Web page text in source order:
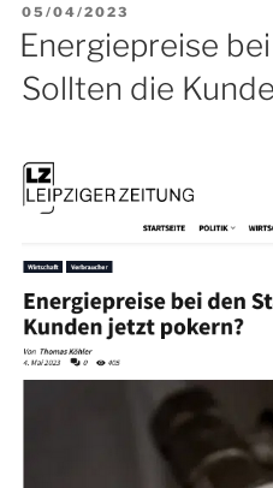
VERÖFFENTLICHT
AM
05/04/2023
Energiepreise
Sollten die